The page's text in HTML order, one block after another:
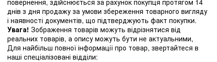
днів з дня продажу за умови збереження товарного вигляду
і наявності документів, що підтверджують факт покупки.
Увага! Зображення товарів можуть відрізнятися від
реальних товарів, а опису можуть бути не актуальними,
Для найбільш повної інформації про товар, звертайтеся в
наші спеціалізовані відділи: